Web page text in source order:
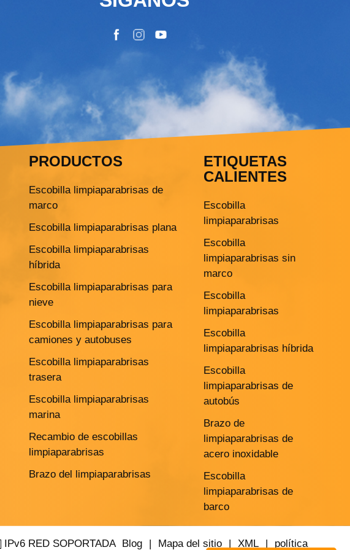
PRODUCTOS
Escobilla limpiaparabrisas de
marco
Escobilla limpiaparabrisas plana
Escobilla limpiaparabrisas
híbrida
Escobilla limpiaparabrisas para
nieve
Escobilla limpiaparabrisas para
camiones y autobuses
Escobilla limpiaparabrisas
trasera
Escobilla limpiaparabrisas
marina
Recambio de escobillas
limpiaparabrisas
Brazo del limpiaparabrisas
ETIQUETAS
CALIENTES
Escobilla
limpiaparabrisas
Escobilla
limpiaparabrisas sin
marco
Escobilla
limpiaparabrisas
Escobilla
limpiaparabrisas híbrida
Escobilla
limpiaparabrisas de
autobús
Brazo de
limpiaparabrisas de
acero inoxidable
Escobilla
limpiaparabrisas de
barco
IPv6 RED SOPORTADA Blog | Mapa del sitio | XML | política